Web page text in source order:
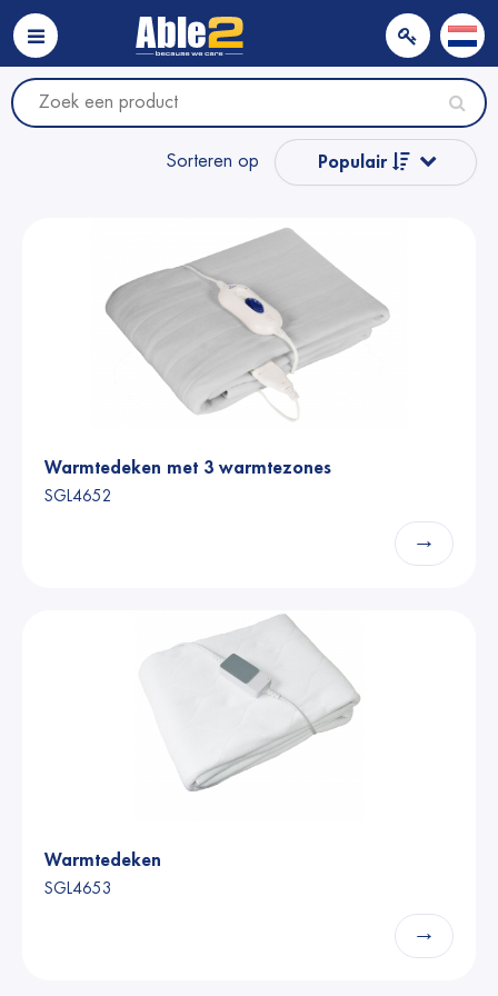
Sorteren op Populair
Naam van Z naar A
Prijs
Warmtedeken met 3 warmtezones
SGL4652
→
Warmtedeken
SGL4653
→